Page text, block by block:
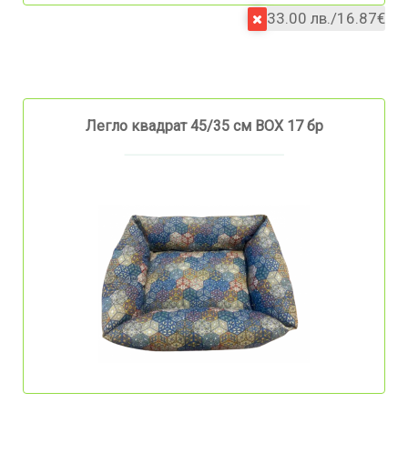
33.00 лв./16.87€
Легло квадрат 45/35 см BOX 17 бр